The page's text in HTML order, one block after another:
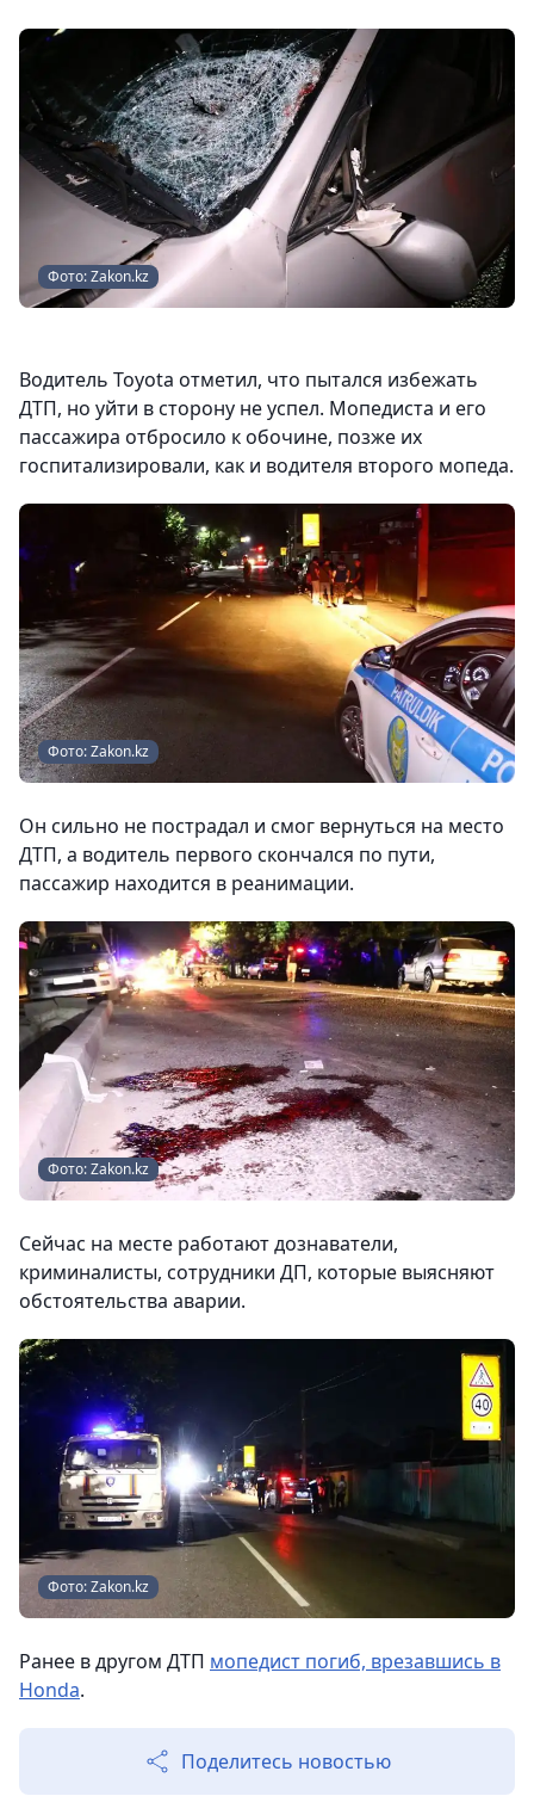
Фото: Zakon.kz
Водитель Toyota отметил, что пытался избежать
ДТП, но уйти в сторону не успел. Мопедиста и его
пассажира отбросило к обочине, позже их
госпитализировали, как и водителя второго мопеда.
Фото: Zakon.kz
Он сильно не пострадал и смог вернуться на место
ДТП, а водитель первого скончался по пути,
пассажир находится в реанимации.
Фото: Zakon.kz
Сейчас на месте работают дознаватели,
криминалисты, сотрудники ДП, которые выясняют
обстоятельства аварии.
Фото: Zakon.kz
Ранее в другом ДТП мопедист погиб, врезавшись в
Honda.
Поделитесь новостью